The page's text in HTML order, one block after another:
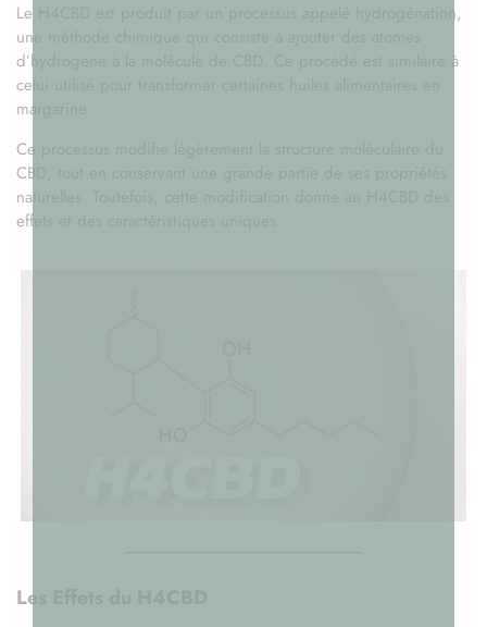
Le H4CBD est produit par un processus appelé hydrogénation,
une méthode chimique qui consiste à ajouter des atomes
d’hydrogène à la molécule de CBD. Ce procédé est similaire à
celui utilisé pour transformer certaines huiles alimentaires en
margarine.
Ce processus modifie légèrement la structure moléculaire du
CBD, tout en conservant une grande partie de ses propriétés
naturelles. Toutefois, cette modification donne au H4CBD des
effets et des caractéristiques uniques.
Les Effets du H4CBD